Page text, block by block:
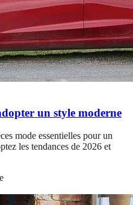
un style moderne
mode essentielles pour un
les tendances de 2026 et